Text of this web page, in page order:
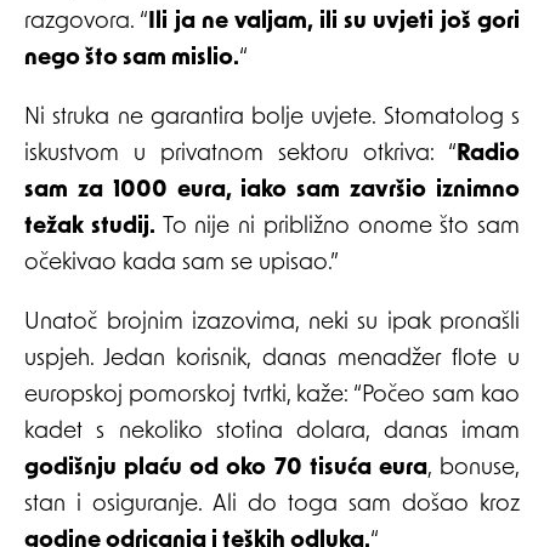
razgovora. “Ili ja ne valjam, ili su uvjeti još gori
nego što sam mislio.“
Ni struka ne garantira bolje uvjete. Stomatolog s
iskustvom u privatnom sektoru otkriva: “Radio
sam za 1000 eura, iako sam završio iznimno
težak studij. To nije ni približno onome što sam
očekivao kada sam se upisao.”
Unatoč brojnim izazovima, neki su ipak pronašli
uspjeh. Jedan korisnik, danas menadžer flote u
europskoj pomorskoj tvrtki, kaže: “Počeo sam kao
kadet s nekoliko stotina dolara, danas imam
godišnju plaću od oko 70 tisuća eura, bonuse,
stan i osiguranje. Ali do toga sam došao kroz
godine odricanja i teških odluka.“